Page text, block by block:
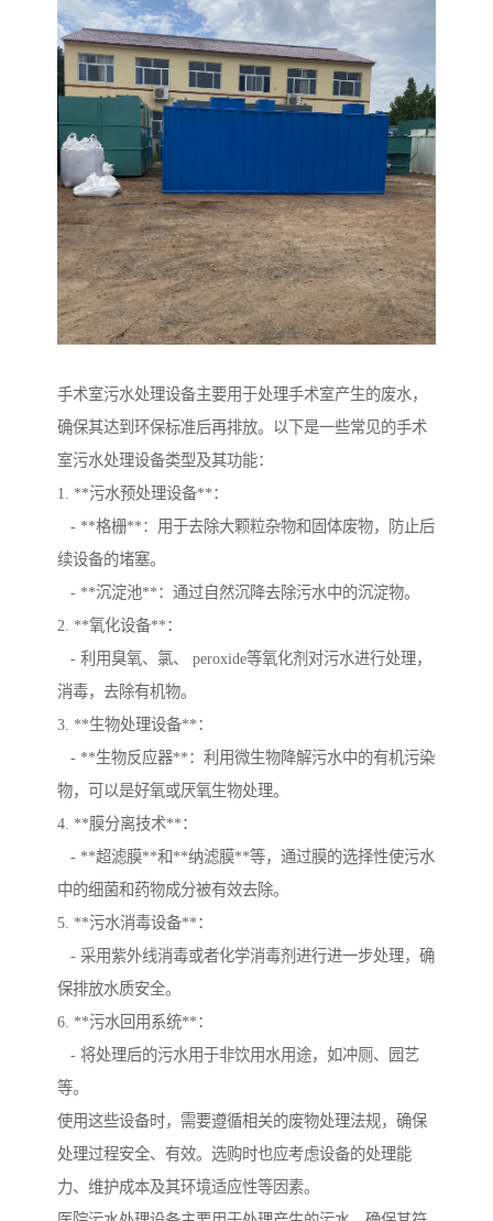
手术室污水处理设备主要用于处理手术室产生的废水，
确保其达到环保标准后再排放。以下是一些常见的手术
室污水处理设备类型及其功能：
1. **污水预处理设备**：
- **格栅**：用于去除大颗粒杂物和固体废物，防止后
续设备的堵塞。
- **沉淀池**：通过自然沉降去除污水中的沉淀物。
2. **氧化设备**：
- 利用臭氧、氯、 peroxide等氧化剂对污水进行处理，
消毒，去除有机物。
3. **生物处理设备**：
- **生物反应器**：利用微生物降解污水中的有机污染
物，可以是好氧或厌氧生物处理。
4. **膜分离技术**：
- **超滤膜**和**纳滤膜**等，通过膜的选择性使污水
中的细菌和药物成分被有效去除。
5. **污水消毒设备**：
- 采用紫外线消毒或者化学消毒剂进行进一步处理，确
保排放水质安全。
6. **污水回用系统**：
- 将处理后的污水用于非饮用水用途，如冲厕、园艺
等。
使用这些设备时，需要遵循相关的废物处理法规，确保
处理过程安全、有效。选购时也应考虑设备的处理能
力、维护成本及其环境适应性等因素。